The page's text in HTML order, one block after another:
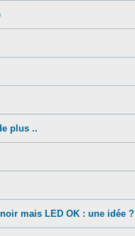
plus ..
mais LED OK : une idée ?